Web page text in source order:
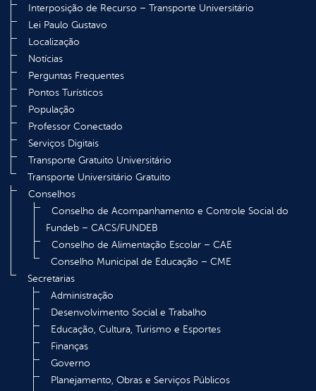
Interposição de Recurso – Transporte Universitário
Lei Paulo Gustavo
Localização
Notícias
Perguntas Frequentes
Pontos Turísticos
População
Professor Conectado
Serviços Digitais
Transporte Gratuito Universitário
Transporte Universitário Gratuito
Conselhos
Conselho de Acompanhamento e Controle Social do
Fundeb – CACS/FUNDEB
Conselho de Alimentação Escolar – CAE
Conselho Municipal de Educação – CME
Secretarias
Administração
Desenvolvimento Social e Trabalho
Educação, Cultura, Turismo e Esportes
Finanças
Governo
Planejamento, Obras e Serviços Públicos